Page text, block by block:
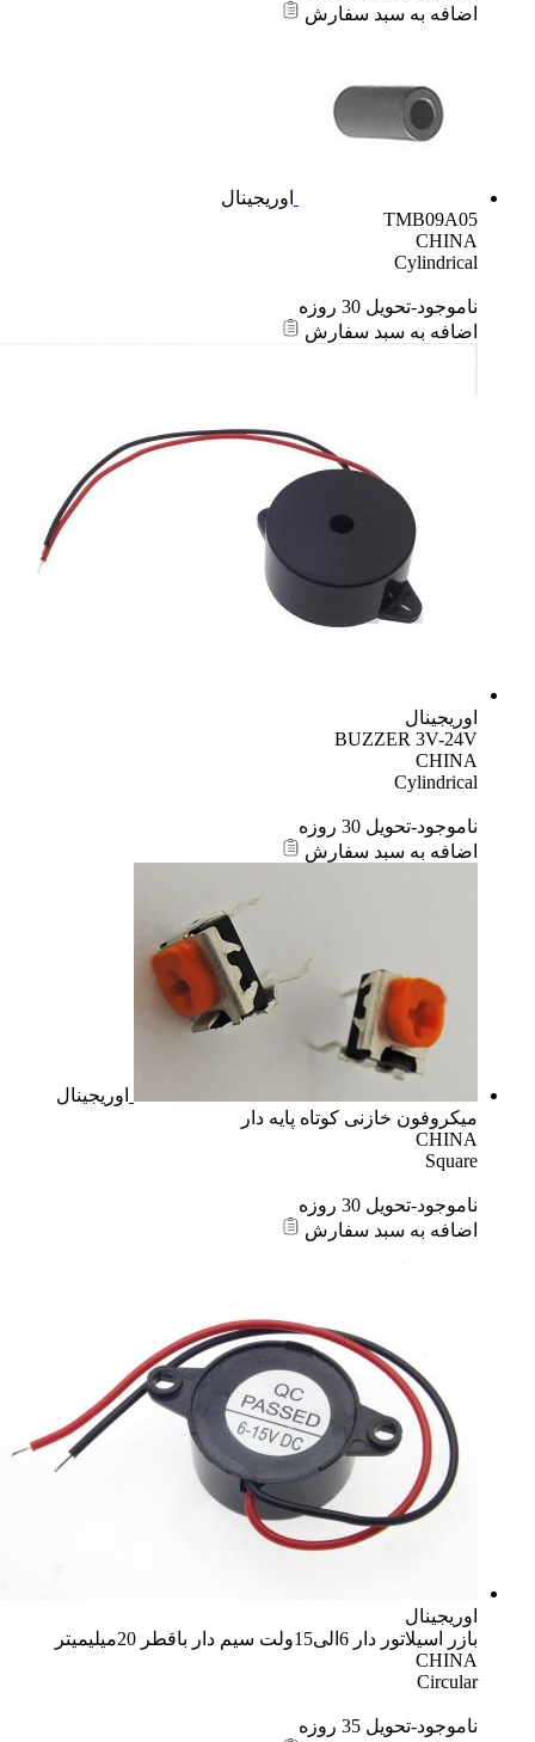
اضافه به سبد سفارش
اوریجینال
TMB09A05
CHINA
Cylindrical
ناموجود-تحویل 30 روزه
اضافه به سبد سفارش
اوریجینال
BUZZER 3V-24V
CHINA
Cylindrical
ناموجود-تحویل 30 روزه
اضافه به سبد سفارش
اوریجینال
میکروفون خازنی کوتاه پایه دار
CHINA
Square
ناموجود-تحویل 30 روزه
اضافه به سبد سفارش
اوریجینال
بازر اسیلاتور دار 6الی15ولت سیم دار باقطر 20میلیمیتر
CHINA
Circular
ناموجود-تحویل 35 روزه